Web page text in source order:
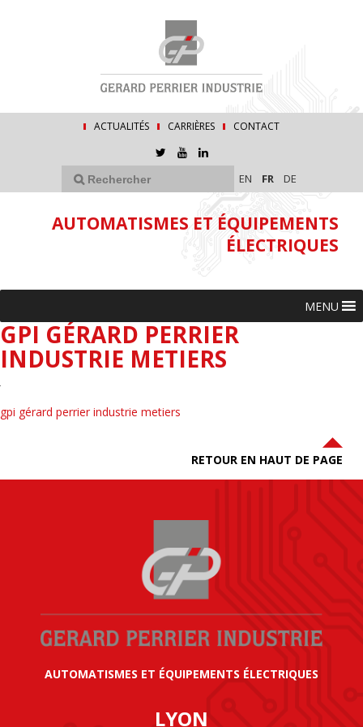
ACTUALITÉS CARRIÈRES CONTACT
EN FR DE
AUTOMATISMES ET ÉQUIPEMENTS
ÉLECTRIQUES
MENU
GPI GÉRARD PERRIER
INDUSTRIE METIERS
gpi gérard perrier industrie metiers
RETOUR EN HAUT DE PAGE
AUTOMATISMES ET ÉQUIPEMENTS ÉLECTRIQUES
LYON